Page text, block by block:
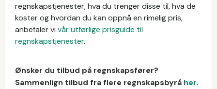
regnskapstjenester, hva du trenger disse til, hva de
koster og hvordan du kan oppnå en rimelig pris,
anbefaler vi vår utførlige prisguide til
regnskapstjenester.
Ønsker du tilbud på regnskapsfører?
Sammenlign tilbud fra flere regnskapsbyrå her.